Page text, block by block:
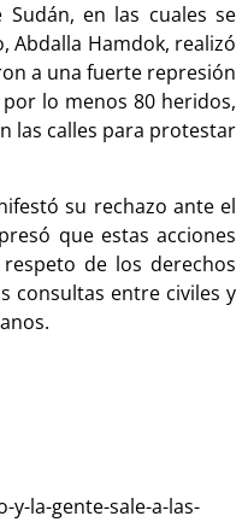
en las cuales se
Hamdok, realizó
a una fuerte represión
lo menos 80 heridos,
las calles para protestar
su rechazo ante el
que estas acciones
de los derechos
consultas entre civiles y
la-gente-sale-a-las-